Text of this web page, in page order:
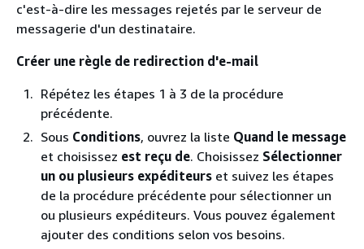
c'est-à-dire les messages rejetés par le serveur de
messagerie d'un destinataire.
Créer une règle de redirection d'e-mail
Répétez les étapes 1 à 3 de la procédure
précédente.
Sous Conditions, ouvrez la liste Quand le message
et choisissez est reçu de. Choisissez Sélectionner
un ou plusieurs expéditeurs et suivez les étapes
de la procédure précédente pour sélectionner un
ou plusieurs expéditeurs. Vous pouvez également
ajouter des conditions selon vos besoins.